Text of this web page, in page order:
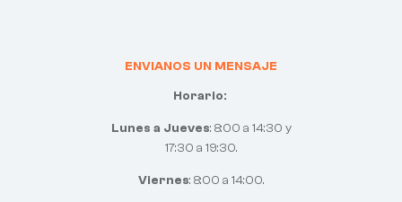
ENVIANOS UN MENSAJE
Horario:
Lunes a Jueves: 8:00 a 14:30 y
17:30 a 19:30.
Viernes: 8:00 a 14:00.